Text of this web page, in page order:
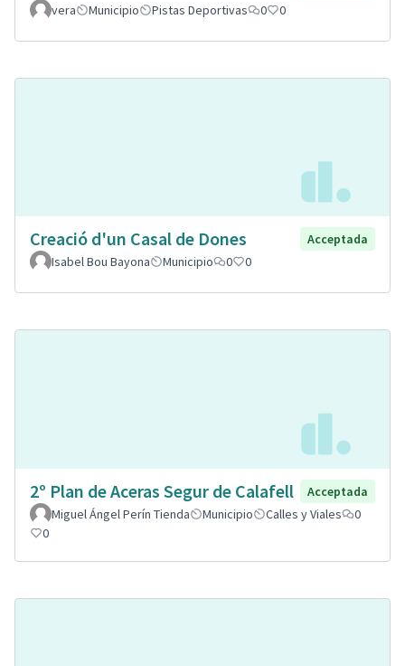
vera
Municipio Pistas Deportivas 0 0
Creació d'un Casal de Dones
Acceptada
Isabel Bou Bayona
Municipio 0 0
2º Plan de Aceras Segur de Calafell
Acceptada
Miguel Ángel Perín Tienda
Municipio Calles y Viales
0
0